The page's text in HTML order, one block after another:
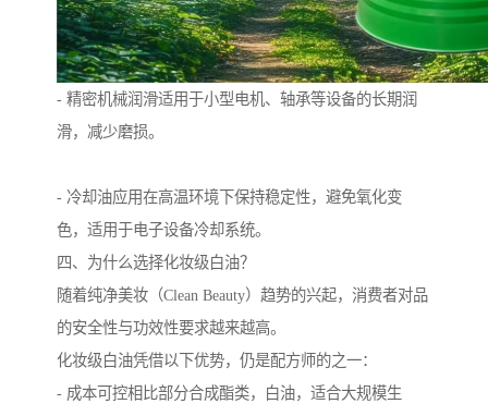
- 精密机械润滑适用于小型电机、轴承等设备的长期润
滑，减少磨损。
- 冷却油应用在高温环境下保持稳定性，避免氧化变
色，适用于电子设备冷却系统。
四、为什么选择化妆级白油？
随着纯净美妆（Clean Beauty）趋势的兴起，消费者对品
的安全性与功效性要求越来越高。
化妆级白油凭借以下优势，仍是配方师的之一：
- 成本可控相比部分合成酯类，白油，适合大规模生